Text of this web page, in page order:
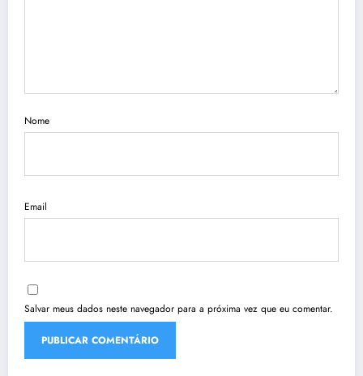
Nome
Email
Salvar meus dados neste navegador para a próxima vez que eu comentar.